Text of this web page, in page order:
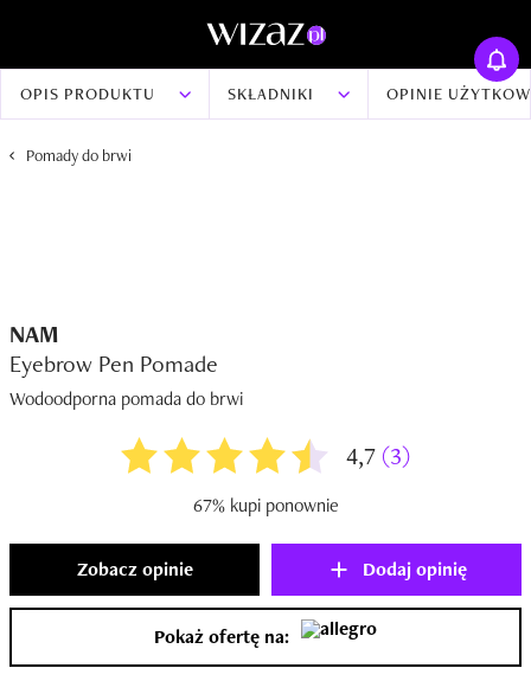
OPIS PRODUKTU SKŁADNIKI OPINIE
Pomady do brwi
NAM
Eyebrow Pen Pomade
Wodoodporna pomada do brwi
4,7 (3)
67% kupi ponownie
Zobacz opinie Dodaj opinię
Pokaż ofertę na: